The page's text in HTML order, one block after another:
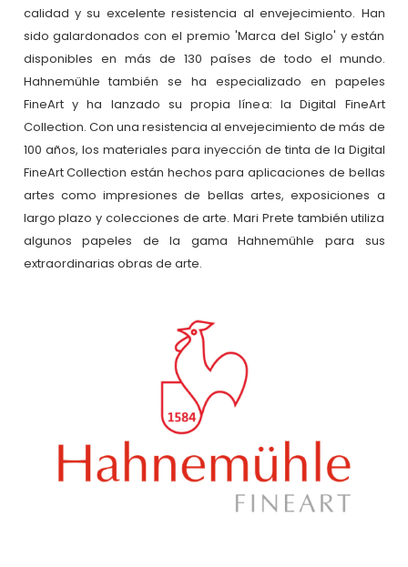
calidad y su excelente resistencia al envejecimiento. Han
sido galardonados con el premio 'Marca del Siglo' y están
disponibles en más de 130 países de todo el mundo.
Hahnemühle también se ha especializado en papeles
FineArt y ha lanzado su propia línea: la Digital FineArt
Collection. Con una resistencia al envejecimiento de más de
100 años, los materiales para inyección de tinta de la Digital
FineArt Collection están hechos para aplicaciones de bellas
artes como impresiones de bellas artes, exposiciones a
largo plazo y colecciones de arte. Mari Prete también utiliza
algunos papeles de la gama Hahnemühle para sus
extraordinarias obras de arte.